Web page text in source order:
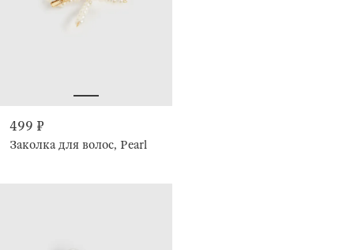
499 ₽
Заколка для волос, Pearl